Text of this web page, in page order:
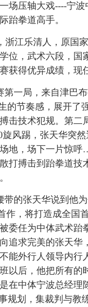
场压轴大戏----宁
跆拳道高手。
浙江乐清人，原国
位，武术六段，国
获得优异成绩，现
一局，来自津巴
的节奏感，展开了
击技术犯规。第二
风踢，张天华突
地，场下一片惊
打搏击到跆拳道技
的张天华说到他
作，将打造成全国
委任为中体武术跆
追求完美的张天华
能外行人领导内行
以后，他把所有的
在中体宁波总经
规划，集裁判与教